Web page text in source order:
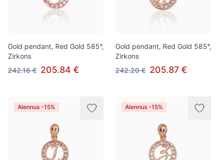
Gold pendant, Red Gold 585°,
Zirkons
242.16 € 205.84 €
Gold pendant, Red Gold 585°,
Zirkons
242.20 € 205.87 €
Alennus -15% Alennus -15%